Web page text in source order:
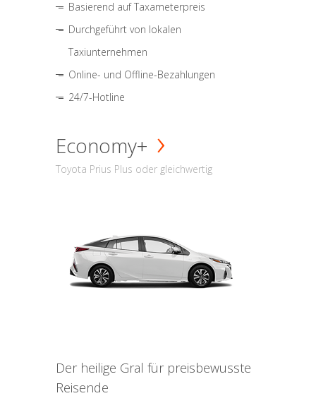
Basierend auf Taxameterpreis
Durchgeführt von lokalen
Taxiunternehmen
Online- und Offline-Bezahlungen
24/7-Hotline
Economy+
Toyota Prius Plus oder gleichwertig
Der heilige Gral für preisbewusste
Reisende